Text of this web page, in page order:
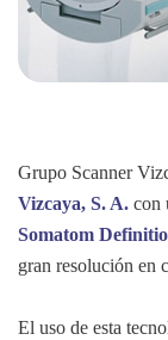
Grupo Scanner
Vizcaya, S. A. con
Somatom
gran resolución en
El uso de esta